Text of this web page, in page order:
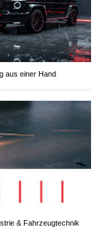
aus einer Hand
& Fahrzeugtechnik